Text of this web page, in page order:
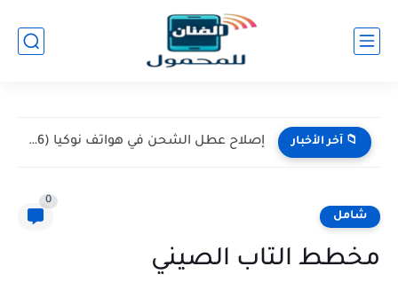
📁 آخر الأخبار إصلاح عطل الشحن في هواتف نوكيا (Nokia 105 / 106)...
شامل
0
مخطط التاب الصيني